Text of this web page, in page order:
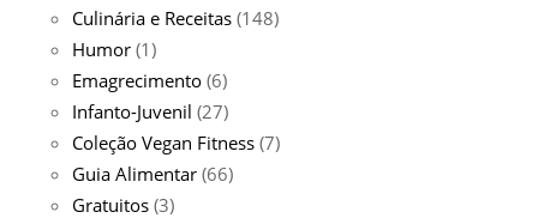
Culinária e Receitas (148)
Humor (1)
Emagrecimento (6)
Infanto-Juvenil (27)
Coleção Vegan Fitness (7)
Guia Alimentar (66)
Gratuitos (3)